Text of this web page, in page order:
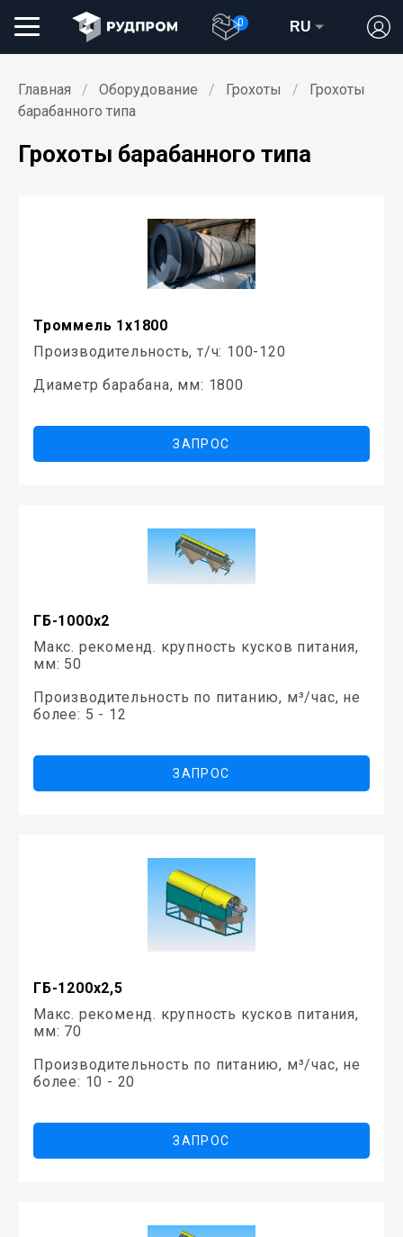
0 RU
Главная Оборудование Грохоты
Грохоты
барабанного типа
Грохоты барабанного типа
Троммель 1х1800
Производительность, т/ч: 100-120
Диаметр барабана, мм: 1800
ЗАПРОС
ГБ-1000х2
Макс. рекоменд. крупность кусков питания,
мм: 50
Производительность по питанию, м³/час, не
более: 5 - 12
ЗАПРОС
ГБ-1200х2,5
Макс. рекоменд. крупность кусков питания,
мм: 70
Производительность по питанию, м³/час, не
более: 10 - 20
ЗАПРОС